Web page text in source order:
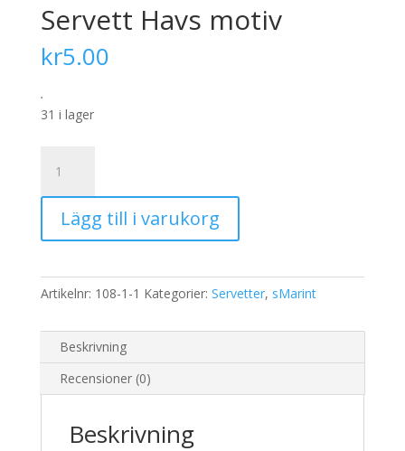
Servett Havs motiv
kr5.00
.
31 i lager
Havs
motiv
mängdLägg till i varukorg
Artikelnr: 108-1-1 Kategorier: Servetter, sMarint
Beskrivning
Recensioner (0)
Beskrivning